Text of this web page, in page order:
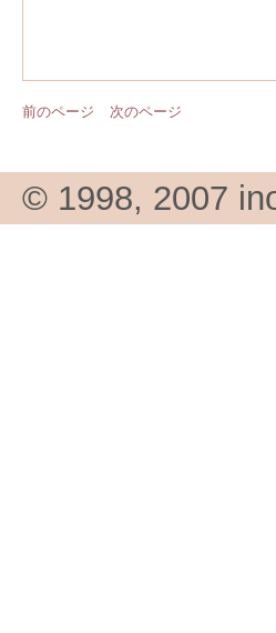
前のページ 次のページ
© 1998, 2007